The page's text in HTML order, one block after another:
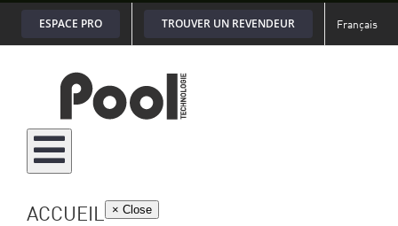
Passer
ESPACE PRO TROUVER UN REVENDEUR Français
ACCUEIL
× Close